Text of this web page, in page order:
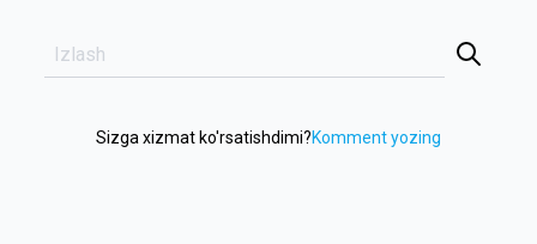
Sizga xizmat ko'rsatishdimi?Komment yozing